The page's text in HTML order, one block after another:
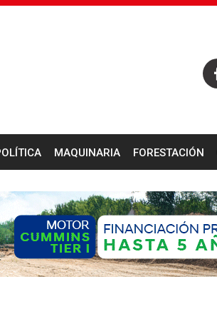
MAQUINARIA FORESTACIÓN